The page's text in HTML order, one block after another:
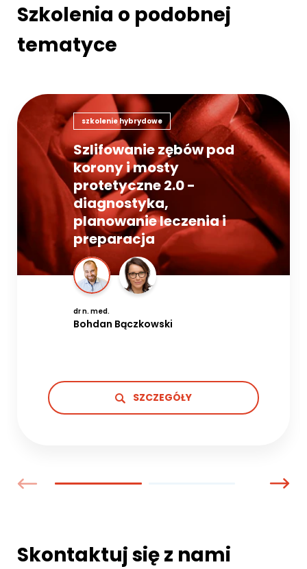
Szkolenia o podobnej
tematyce
szkolenie hybrydowe
Szlifowanie zębów pod
korony i mosty
protetyczne 2.0 -
diagnostyka,
planowanie leczenia i
preparacja
dr n. med.
Bohdan Bączkowski
SZCZEGÓŁY
Skontaktuj się z nami